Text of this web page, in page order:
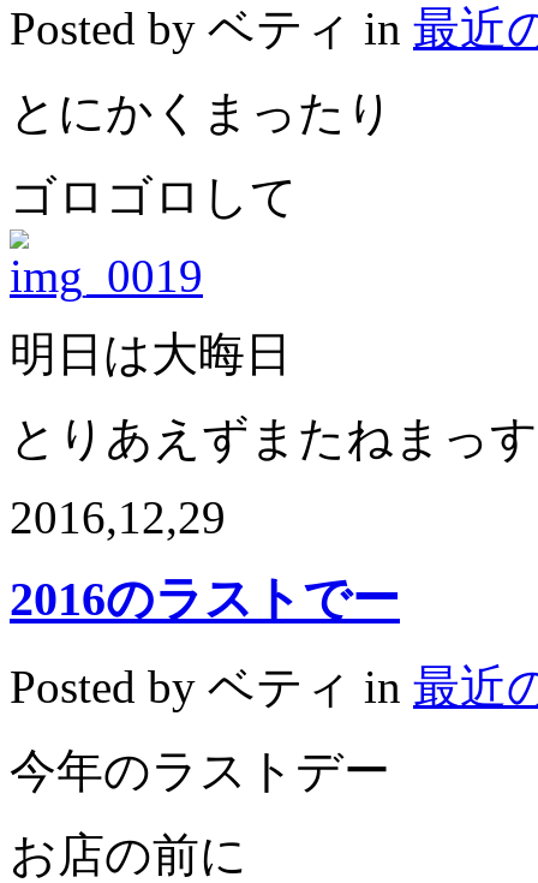
Posted by ベティ in 最近
とにかくまったり
ゴロゴロして
明日は大晦日
とりあえずまたねまっす
2016,12,29
2016のラストでー
Posted by ベティ in 最近
今年のラストデー
お店の前に